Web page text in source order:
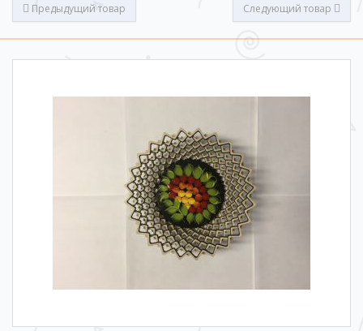
Предыдущий товар Следующий товар